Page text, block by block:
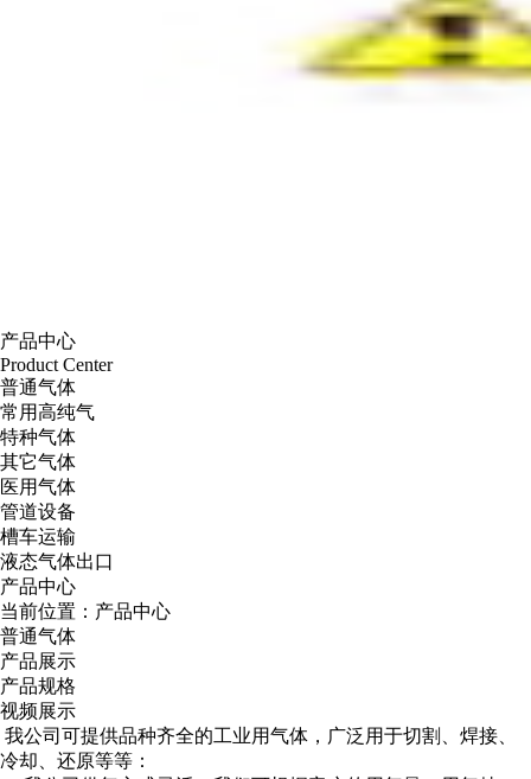
产品中心
Product Center
普通气体
常用高纯气
特种气体
其它气体
医用气体
管道设备
槽车运输
液态气体出口
产品中心
当前位置： 产品中心
普通气体
产品展示
产品规格
视频展示
我公司可提供品种齐全的工业用气体，广泛用于切割、焊接、
冷却、还原等等：